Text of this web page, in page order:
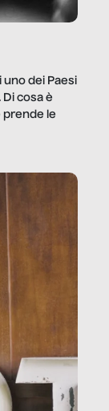
uno dei Paesi
cosa è
prende le